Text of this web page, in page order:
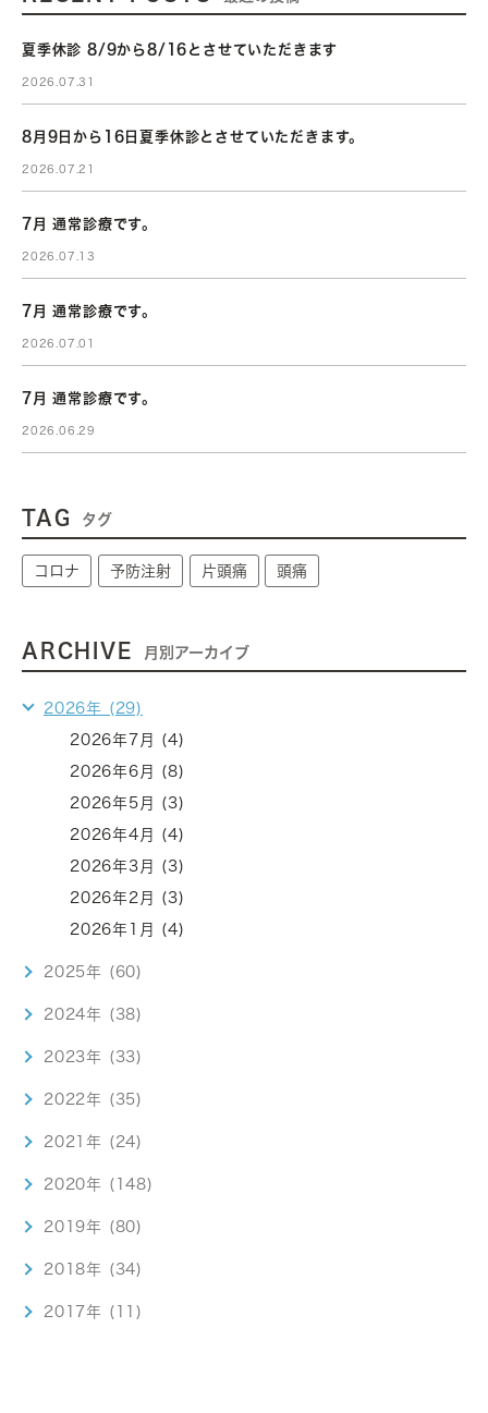
夏季休診 8/9から8/16とさせていただきます
2026.07.31
8月9日から16日夏季休診とさせていただきます。
2026.07.21
7月 通常診療です。
2026.07.13
7月 通常診療です。
2026.07.01
7月 通常診療です。
2026.06.29
TAG タグ
コロナ 予防注射 片頭痛 頭痛
ARCHIVE 月別アーカイブ
2026年 (29)
2026年7月 (4)
2026年6月 (8)
2026年5月 (3)
2026年4月 (4)
2026年3月 (3)
2026年2月 (3)
2026年1月 (4)
2025年 (60)
2024年 (38)
2023年 (33)
2022年 (35)
2021年 (24)
2020年 (148)
2019年 (80)
2018年 (34)
2017年 (11)